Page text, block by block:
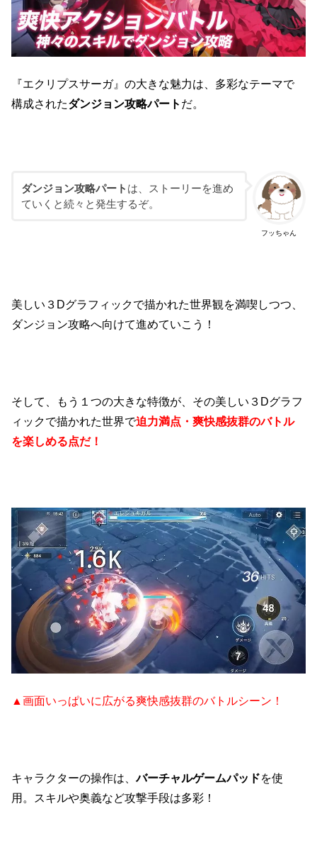
『エクリプスサーガ』の大きな魅力は、多彩なテーマで
構成されたダンジョン攻略パート だ。
フッちゃん
ダンジョン攻略パート は、ストーリーを進め
ていくと続々と発生するぞ。
美しい３Dグラフィックで描かれた世界観を満喫しつつ、
ダンジョン攻略へ向けて進めていこう！
そして、もう１つの大きな特徴が、その美しい３Dグラフ
ィックで描かれた世界で迫力満点・爽快感抜群のバトル
を楽しめる点だ！
▲画面いっぱいに広がる爽快感抜群のバトルシーン！
キャラクターの操作は、バーチャルゲームパッドを使
用。スキルや奥義など攻撃手段は多彩！